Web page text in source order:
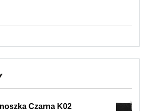
Czarna K02